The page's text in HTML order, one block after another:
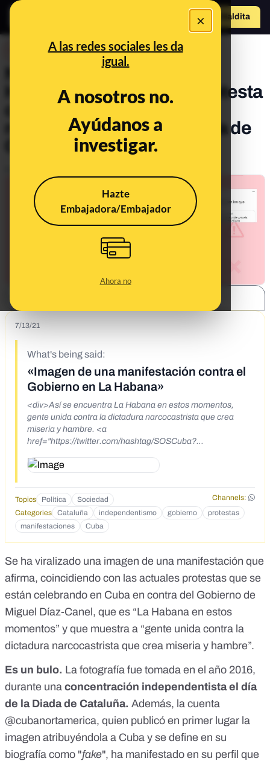
×
A las redes sociales les da
igual.
A nosotros no.
Ayúdanos a
investigar.
Hazte
Embajadora/Embajador
Ahora no
Hazte Maldito
No, esta foto no es de La
Habana ni muestra una protesta
contra “la dictadura
narcocastrista”: es la Diada de
Cataluña en 2016
7/13/21
What's being said:
«Imagen de una manifestación contra el
Gobierno en La Habana»
<div>Así se encuentra La Habana en estos momentos,
gente unida contra la dictadura narcocastrista que crea
miseria y hambre. <a
href="https://twitter.com/hashtag/SOSCuba?
<br>https://twitter.com/cubamericano/status/141458204939
Topics Política Sociedad
Channels:
Categories
Cataluña independentismo gobierno
protestas
manifestaciones
Cuba
Se ha viralizado una imagen de una manifestación que
afirma, coincidiendo con las actuales protestas que se
están celebrando en Cuba en contra del Gobierno de
Miguel Díaz-Canel, que es “La Habana en estos
momentos” y que muestra a “gente unida contra la
dictadura narcocastrista que crea miseria y hambre”.
Es un bulo. La fotografía fue tomada en el año 2016,
durante una concentración independentista el día
de la Diada de Cataluña. Además, la cuenta
@cubanortamerica, quien publicó en primer lugar la
imagen atribuyéndola a Cuba y se define en su
biografía como "fake", ha manifestado en su perfil que